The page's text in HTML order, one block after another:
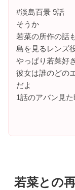
#淡島百景 9話
そうか
若菜の所作の話
島を見るレンズ
やっぱり若菜好
彼女は誰のどの
だよ
1話のアバン見
若菜との